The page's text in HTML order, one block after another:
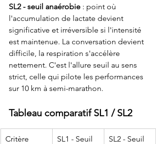
SL2 - seuil anaérobie : point où
l'accumulation de lactate devient
significative et irréversible si l'intensité
est maintenue. La conversation devient
difficile, la respiration s'accélère
nettement. C'est l'allure seuil au sens
strict, celle qui pilote les performances
sur 10 km à semi-marathon.
Tableau comparatif SL1 / SL2
Critère
SL1 - Seuil
SL2 - Seuil